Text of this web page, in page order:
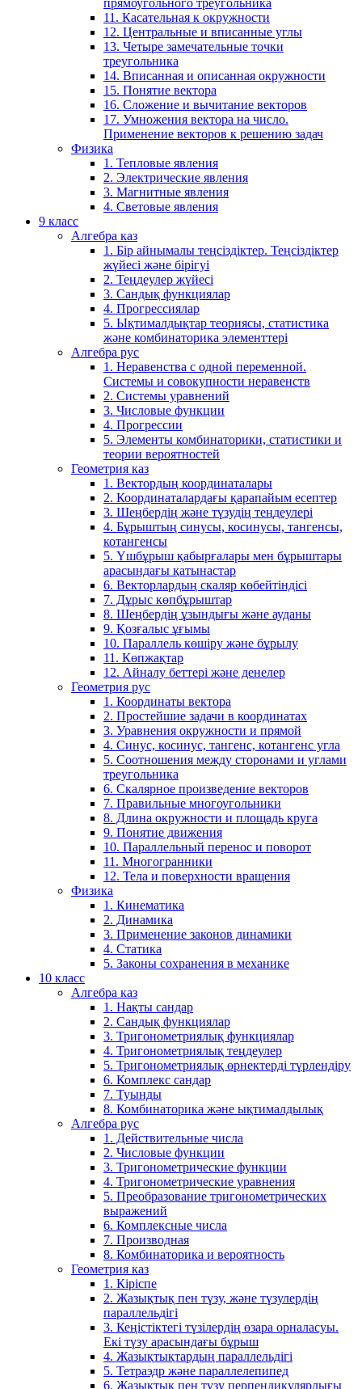
11. Касательная к окружности
12. Центральные и вписанные углы
13. Четыре замечательные точки
треугольника
14. Вписанная и описанная окружности
15. Понятие вектора
16. Сложение и вычитание векторов
17. Умножения вектора на число.
Применение векторов к решению задач
Физика
1. Тепловые явления
2. Электрические явления
3. Магнитные явления
4. Световые явления
9 класс
Алгебра каз
1. Бір айнымалы теңсіздіктер. Теңсіздіктер
жүйесі және бірігуі
2. Теңдеулер жүйесі
3. Сандық функциялар
4. Прогрессиялар
5. Ықтималдықтар теориясы, статистика
және комбинаторика элементтері
Алгебра рус
1. Неравенства с одной переменной.
Системы и совокупности неравенств
2. Системы уравнений
3. Числовые функции
4. Прогрессии
5. Элементы комбинаторики, статистики и
теории вероятностей
Геометрия каз
1. Вектордың координаталары
2. Координаталардағы қарапайым есептер
3. Шеңбердің және түзудің теңдеулері
4. Бұрыштың синусы, косинусы, тангенсы,
котангенсы
5. Үшбұрыш қабырғалары мен бұрыштары
арасындағы қатынастар
6. Векторлардың скаляр көбейтіндісі
7. Дұрыс көпбұрыштар
8. Шеңбердің ұзындығы және ауданы
9. Қозғалыс ұғымы
10. Параллель көшіру және бұрылу
11. Көпжақтар
12. Айналу беттері және денелер
Геометрия рус
1. Координаты вектора
2. Простейшие задачи в координатах
3. Уравнения окружности и прямой
4. Синус, косинус, тангенс, котангенс угла
5. Соотношения между сторонами и углами
треугольника
6. Скалярное произведение векторов
7. Правильные многоугольники
8. Длина окружности и площадь круга
9. Понятие движения
10. Параллельный перенос и поворот
11. Многогранники
12. Тела и поверхности вращения
Физика
1. Кинематика
2. Динамика
3. Применение законов динамики
4. Статика
5. Законы сохранения в механике
10 класс
Алгебра каз
1. Нақты сандар
2. Сандық функциялар
3. Тригонометриялық функциялар
4. Тригонометриялық теңдеулер
5. Тригонометриялық өрнектерді түрлендіру
6. Комплекс сандар
7. Туынды
8. Комбинаторика және ықтималдылық
Алгебра рус
1. Действительные числа
2. Числовые функции
3. Тригонометрические функции
4. Тригонометрические уравнения
5. Преобразование тригонометрических
выражений
6. Комплексные числа
7. Производная
8. Комбинаторика и вероятность
Геометрия каз
1. Кіріспе
2. Жазықтық пен түзу, және түзулердің
параллельдігі
3. Кеңістіктегі түзілердің өзара орналасуы.
Екі түзу арасындағы бұрыш
4. Жазықтықтардың параллельдігі
5. Тетраэдр және параллелепипед
6. Жазықтық пен түзу перпендикулярлығы